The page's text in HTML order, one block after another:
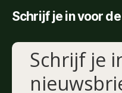
Schrijf je in voor
Schrijf je